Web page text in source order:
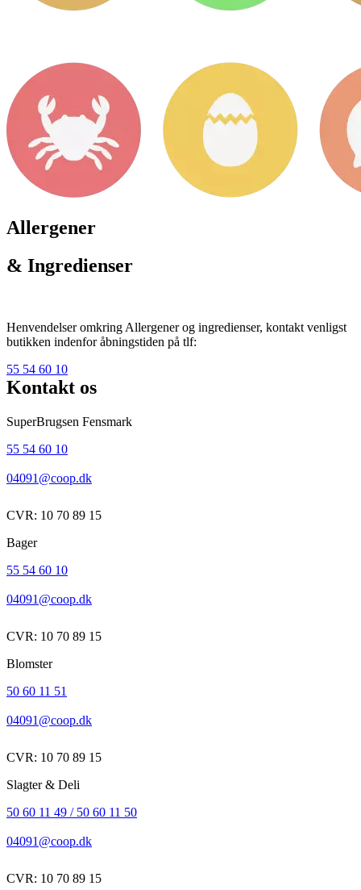
Allergener
& Ingredienser
Henvendelser omkring Allergener og ingredienser, kontakt venligst
butikken indenfor åbningstiden på tlf:
55 54 60 10
Kontakt os
SuperBrugsen Fensmark
55 54 60 10
04091@coop.dk
CVR: 10 70 89 15
Bager
55 54 60 10
04091@coop.dk
CVR: 10 70 89 15
Blomster
50 60 11 51
04091@coop.dk
CVR: 10 70 89 15
Slagter & Deli
50 60 11 49 / 50 60 11 50
04091@coop.dk
CVR: 10 70 89 15